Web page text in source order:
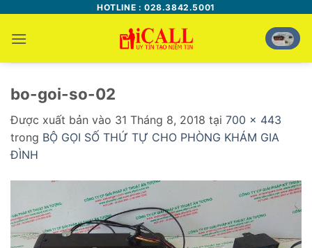
nội
dung
HOTLINE : 028.3842.5001
bo-goi-so-02
Được xuất bản vào 31 Tháng 8, 2018 tại 700 × 443
trong BỘ GỌI SỐ THỨ TỰ CHO PHÒNG KHÁM GIA
ĐÌNH